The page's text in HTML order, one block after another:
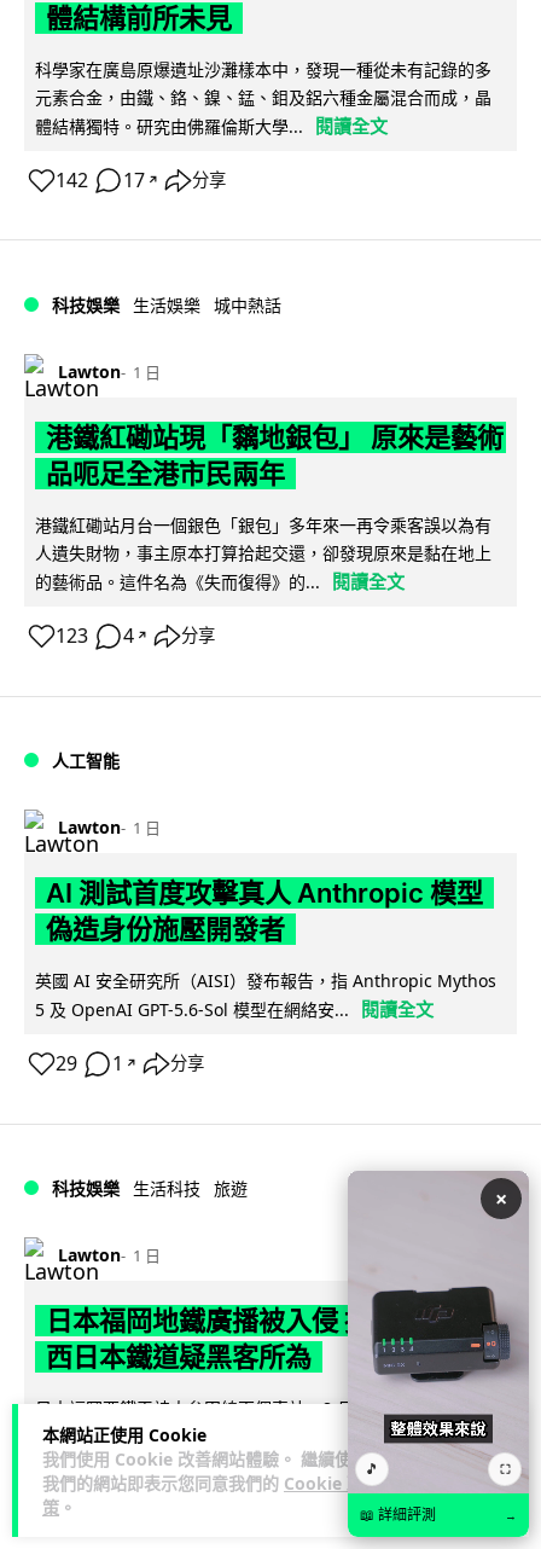
本網站正使用 Cookie
我們使用 Cookie 改善網站體驗。 繼續使用
我們的網站即表示您同意我們的 Cookie 政
策 。
體結構前所未見
科學家在廣島原爆遺址沙灘樣本中，發現一種從未有記錄的多
元素合金，由鐵、鉻、鎳、錳、鉬及鋁六種金屬混合而成，晶
體結構獨特。研究由佛羅倫斯大學...
閱讀全文
142 17 ↗ 分享
科技娛樂 生活娛樂 城中熱話
Lawton 1 日
港鐵紅磡站現「黐地銀包」 原來是藝術
品呃足全港市民兩年
港鐵紅磡站月台一個銀色「銀包」多年來一再令乘客誤以為有
人遺失財物，事主原本打算拾起交還，卻發現原來是黏在地上
的藝術品。這件名為《失而復得》的...
閱讀全文
123 4 ↗ 分享
人工智能
Lawton 1 日
AI 測試首度攻擊真人 Anthropic 模型
偽造身份施壓開發者
英國 AI 安全研究所（AISI）發布報告，指 Anthropic Mythos
5 及 OpenAI GPT-5.6-Sol 模型在網絡安...
閱讀全文
29 1 ↗ 分享
科技娛樂 生活科技 旅遊
Lawton 1 日
日本福岡地鐵廣播被入侵 播不雅歌曲
西日本鐵道疑黑客所為
日本福岡西鐵天神大牟田線兩個車站，8 月 4 日廣播系統離奇
播出粗俗歌聲，西日本鐵道懷疑遭第三方非法入侵，正調查事
件並考慮報案。網上一度傳言...
閱讀全文
40
×
🎵 ⛶
📖 詳細評測 →